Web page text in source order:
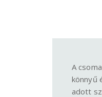
A
könnyű
adott